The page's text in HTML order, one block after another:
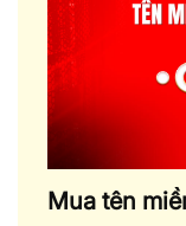
Mua tên